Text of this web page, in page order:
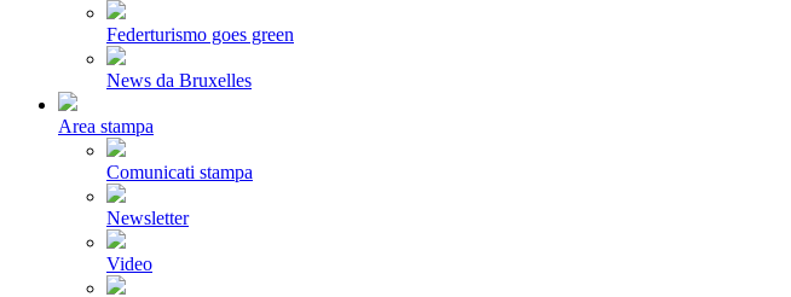
Federturismo goes green
News da Bruxelles
Area stampa
Comunicati stampa
Newsletter
Video